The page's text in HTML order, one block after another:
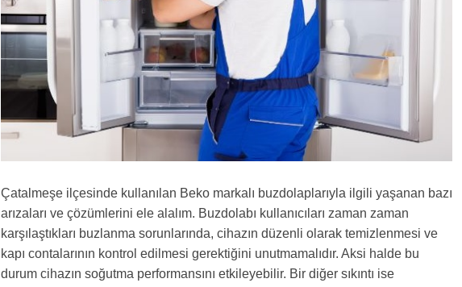
Çatalmeşe ilçesinde kullanılan Beko markalı buzdolaplarıyla ilgili yaşanan bazı
arızaları ve çözümlerini ele alalım. Buzdolabı kullanıcıları zaman zaman
karşılaştıkları buzlanma sorunlarında, cihazın düzenli olarak temizlenmesi ve
kapı contalarının kontrol edilmesi gerektiğini unutmamalıdır. Aksi halde bu
durum cihazın soğutma performansını etkileyebilir. Bir diğer sıkıntı ise